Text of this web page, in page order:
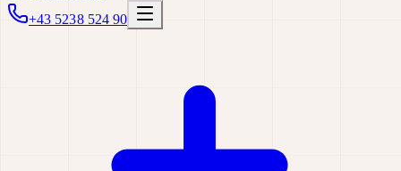
+43 5238 524 90